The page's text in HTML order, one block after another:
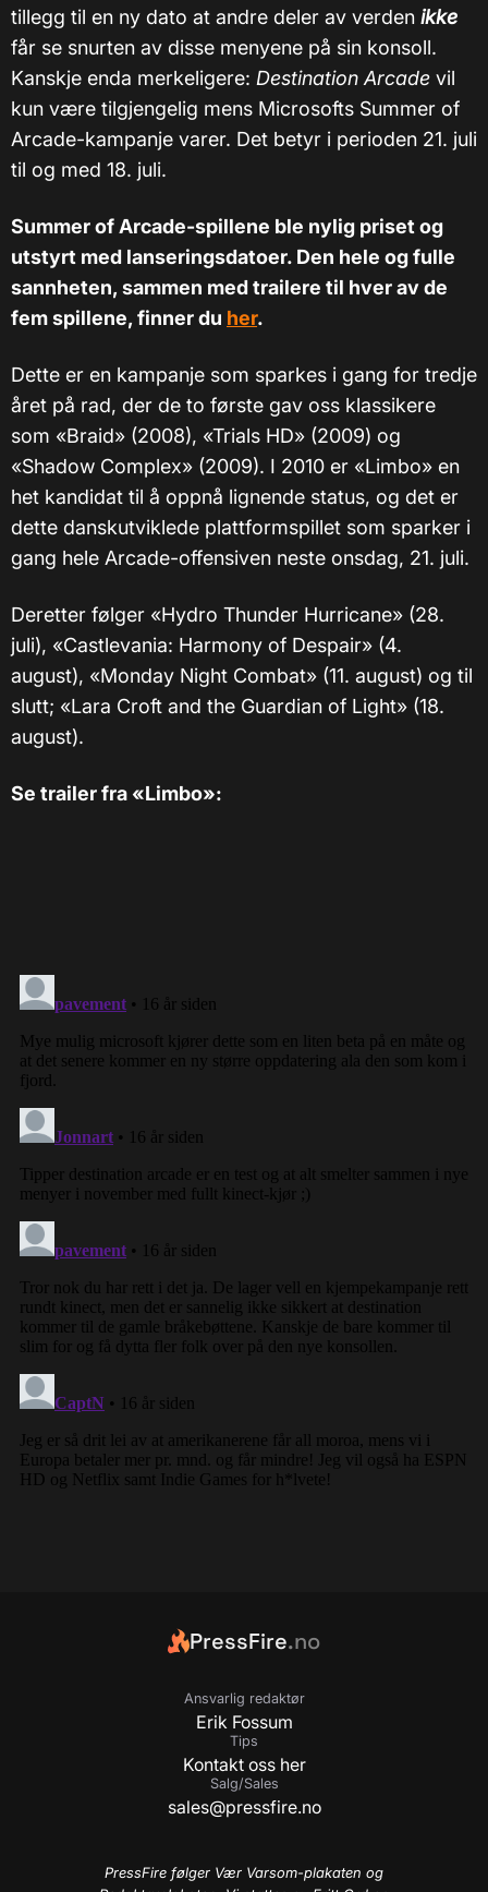
tillegg til en ny dato at andre deler av verden ikke
får se snurten av disse menyene på sin konsoll.
Kanskje enda merkeligere: Destination Arcade vil
kun være tilgjengelig mens Microsofts Summer of
Arcade-kampanje varer. Det betyr i perioden 21. juli
til og med 18. juli.
Summer of Arcade-spillene ble nylig priset og
utstyrt med lanseringsdatoer. Den hele og fulle
sannheten, sammen med trailere til hver av de
fem spillene, finner du her.
Dette er en kampanje som sparkes i gang for tredje
året på rad, der de to første gav oss klassikere
som «Braid» (2008), «Trials HD» (2009) og
«Shadow Complex» (2009). I 2010 er «Limbo» en
het kandidat til å oppnå lignende status, og det er
dette danskutviklede plattformspillet som sparker i
gang hele Arcade-offensiven neste onsdag, 21. juli.
Deretter følger «Hydro Thunder Hurricane» (28.
juli), «Castlevania: Harmony of Despair» (4.
august), «Monday Night Combat» (11. august) og til
slutt; «Lara Croft and the Guardian of Light» (18.
august).
Se trailer fra «Limbo»:
PressFire.no
Ansvarlig redaktør
Erik Fossum
Tips
Kontakt oss her
Salg/Sales
sales@pressfire.no
PressFire følger Vær Varsom-plakaten og